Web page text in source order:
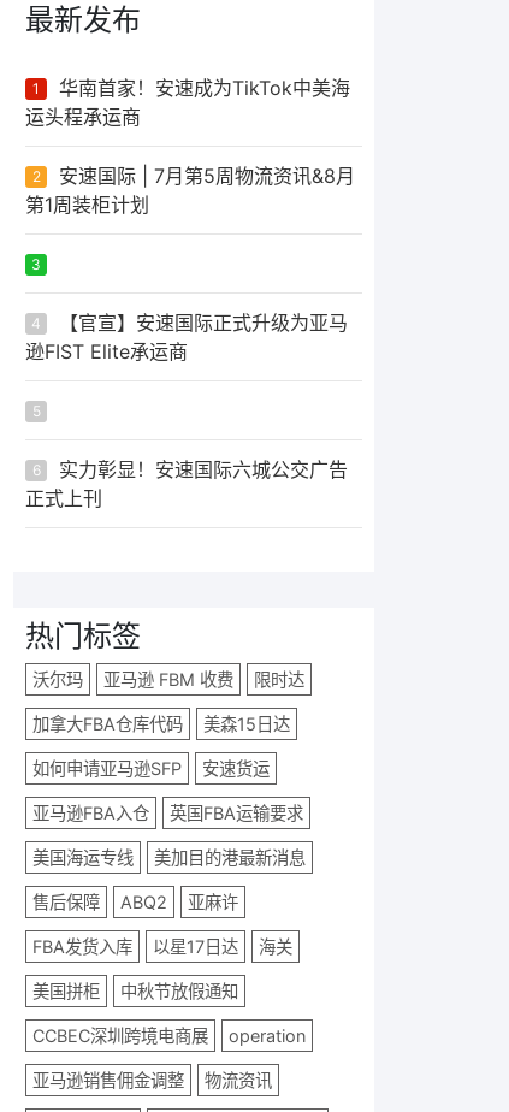
最新发布
1
华南首家！安速成为TikTok中美海
运头程承运商
2
安速国际 | 7月第5周物流资讯&8月
第1周装柜计划
3
4
【官宣】安速国际正式升级为亚马
逊FIST Elite承运商
5
6
实力彰显！安速国际六城公交广告
正式上刊
热门标签
沃尔玛 亚马逊 FBM 收费 限时达
加拿大FBA仓库代码 美森15日达
如何申请亚马逊SFP 安速货运
亚马逊FBA入仓 英国FBA运输要求
美国海运专线 美加目的港最新消息
售后保障 ABQ2 亚麻许
FBA发货入库 以星17日达 海关
美国拼柜 中秋节放假通知
CCBEC深圳跨境电商展 operation
亚马逊销售佣金调整 物流资讯